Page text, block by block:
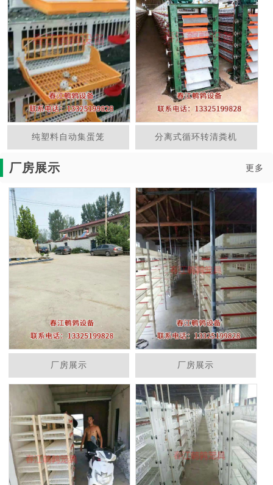
纯塑料自动集蛋笼 分离式循环转清粪机
厂房展示 更多
厂房展示 厂房展示